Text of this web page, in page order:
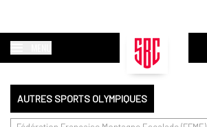
AUTRES SPORTS OLYMPIQUES